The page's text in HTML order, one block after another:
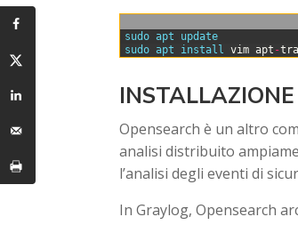
sudo apt update
sudo apt install vim apt -
Opensearch è un altro
analisi distribuito
l’analisi degli eventi di
In Graylog, Opensearch